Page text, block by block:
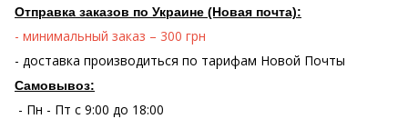
Отправка заказов по Украине (Новая почта):
- минимальный заказ – 300 грн
- доставка производиться по тарифам Новой Почты
Самовывоз:
- Пн - Пт с 9:00 до 18:00